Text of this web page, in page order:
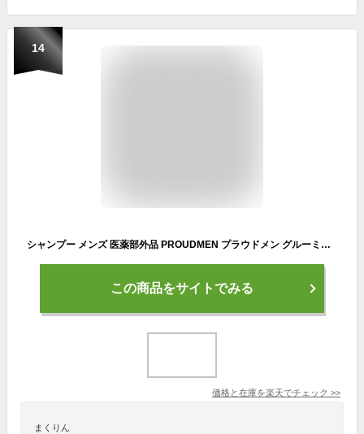
14
シャンプー メンズ 医薬部外品 PROUDMEN プラウドメン グルーミングスカルプシャンプー グルーミング・シトラスの香り 400ml ベタつき フケ かゆみ 頭皮 ニオイ 汗臭 アミノ酸系 2023年11月リニューアル グルーミング・シトラス
この商品をサイトでみる
価格と在庫を楽天でチェック >>
まくりん